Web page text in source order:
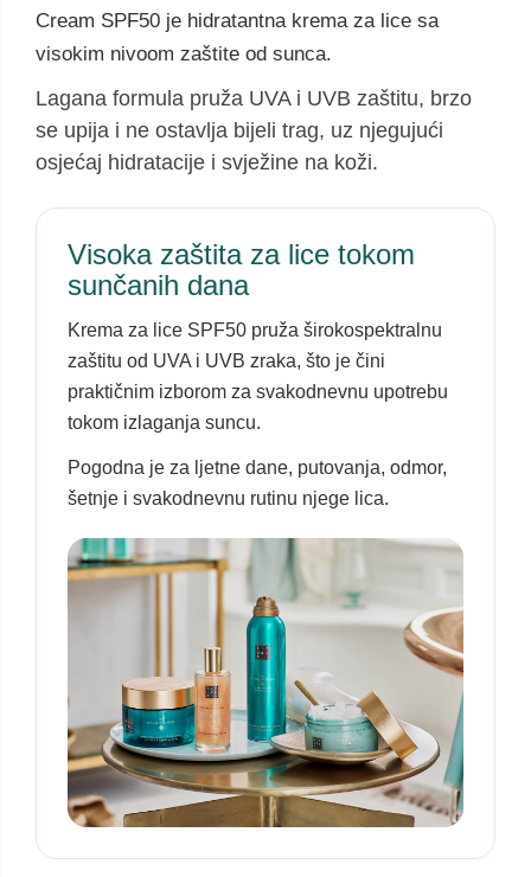
Cream SPF50 je hidratantna krema za lice sa
visokim nivoom zaštite od sunca.
Lagana formula pruža UVA i UVB zaštitu, brzo
se upija i ne ostavlja bijeli trag, uz njegujući
osjećaj hidratacije i svježine na koži.
Visoka zaštita za lice tokom
sunčanih dana
Krema za lice SPF50 pruža širokospektralnu
zaštitu od UVA i UVB zraka, što je čini
praktičnim izborom za svakodnevnu upotrebu
tokom izlaganja suncu.
Pogodna je za ljetne dane, putovanja, odmor,
šetnje i svakodnevnu rutinu njege lica.